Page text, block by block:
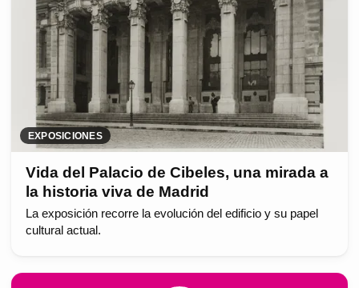
EXPOSICIONES
Vida del Palacio de Cibeles, una mirada a
la historia viva de Madrid
La exposición recorre la evolución del edificio y su papel
cultural actual.